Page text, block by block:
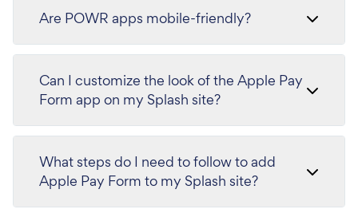
Are POWR apps mobile-friendly?
Can I customize the look of the Apple Pay
Form app on my Splash site?
What steps do I need to follow to add
Apple Pay Form to my Splash site?